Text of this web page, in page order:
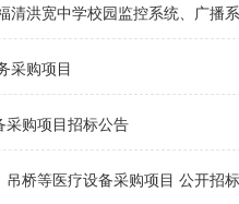
洪宽中学校园监控系统、广播
采购项目
采购项目招标公告
桥等医疗设备采购项目 公开招